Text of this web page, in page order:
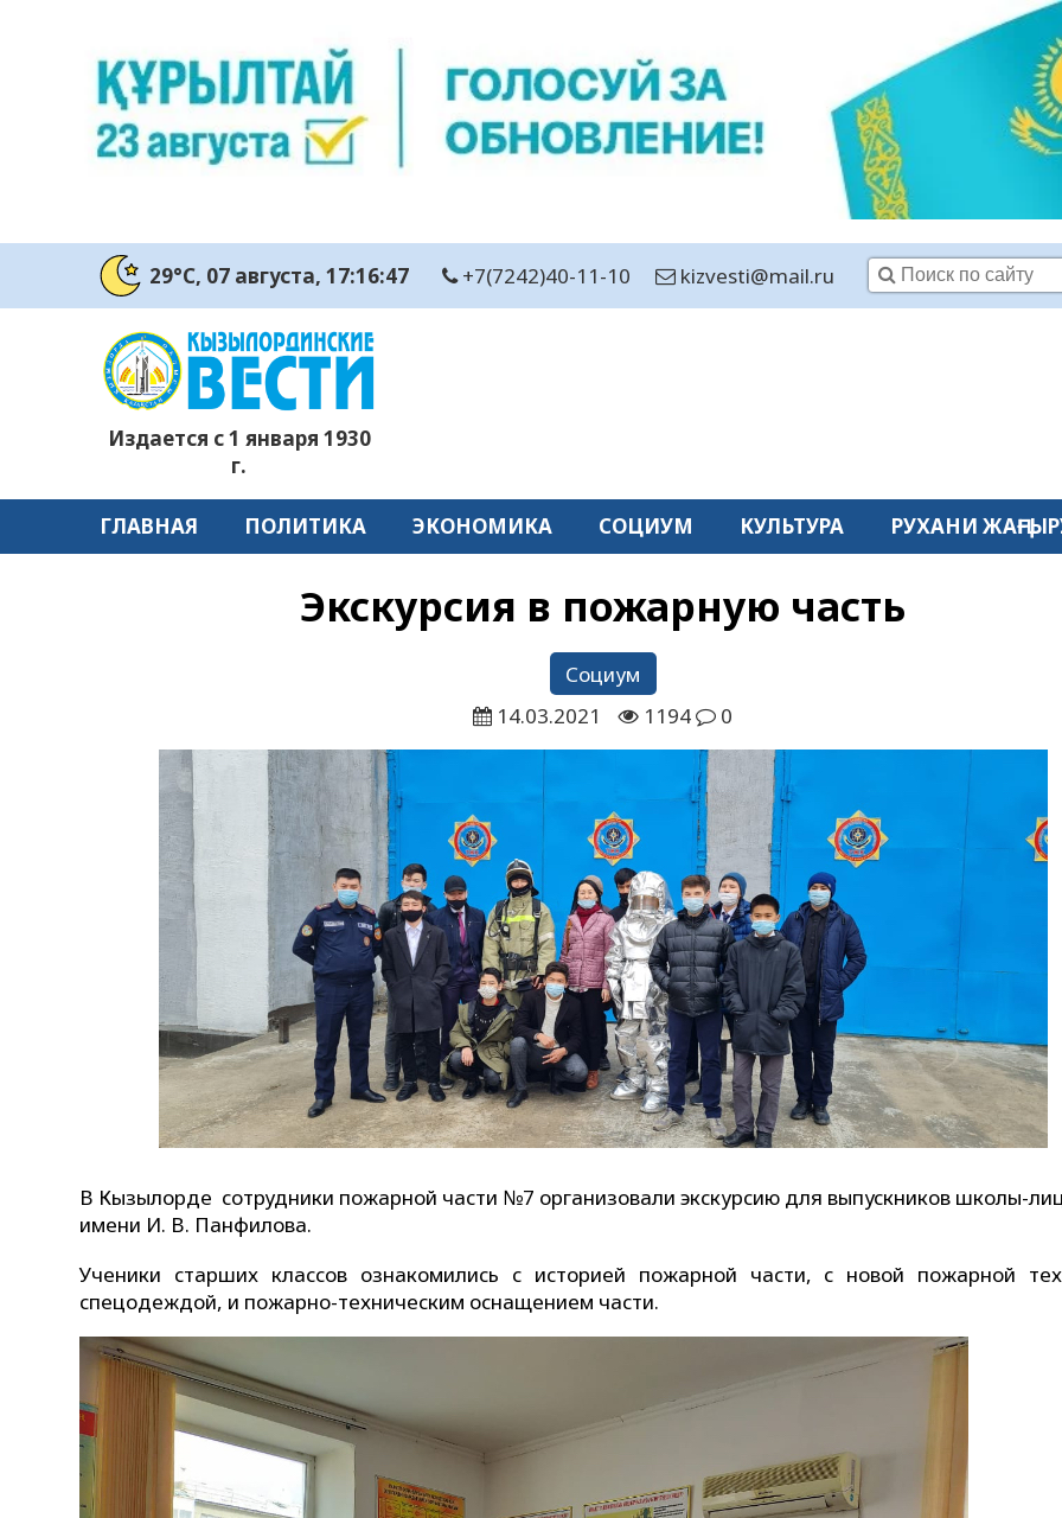
29°C, 07 августа, 17:16:49 +7(7242)40-11-10 kizvesti@mail.ru
Издается с 1 января 1930
г.
ГЛАВНАЯ ПОЛИТИКА ЭКОНОМИКА СОЦИУМ КУЛЬТУРА РУХАНИ
Экскурсия в пожарную часть
Социум
14.03.2021
1194 0
В Кызылорде сотрудники пожарной части №7 организовали экскурсию для выпускников школы-
имени И. В. Панфилова.
Ученики старших классов ознакомились с историей пожарной части, с новой пожарной
спецодеждой, и пожарно-техническим оснащением части.